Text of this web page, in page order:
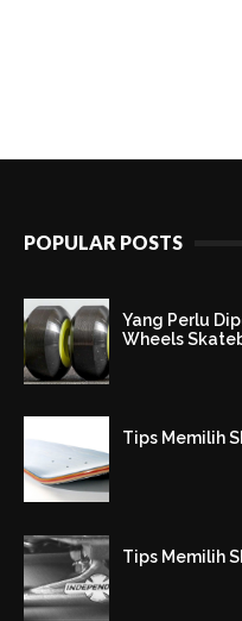
POPULAR POSTS
Yang Perlu
Wheels
Tips Memilih
Tips Memilih